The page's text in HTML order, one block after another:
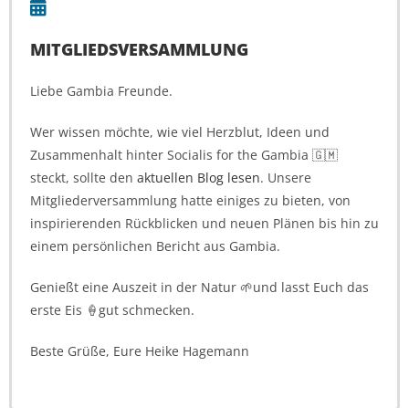
MITGLIEDSVERSAMMLUNG
Liebe Gambia Freunde.
Wer wissen möchte, wie viel Herzblut, Ideen und
Zusammenhalt hinter Socialis for the Gambia 🇬🇲
steckt, sollte den aktuellen Blog lesen. Unsere
Mitgliederversammlung hatte einiges zu bieten, von
inspirierenden Rückblicken und neuen Plänen bis hin zu
einem persönlichen Bericht aus Gambia.
Genießt eine Auszeit in der Natur 🌱und lasst Euch das
erste Eis 🍦gut schmecken.
Beste Grüße, Eure Heike Hagemann